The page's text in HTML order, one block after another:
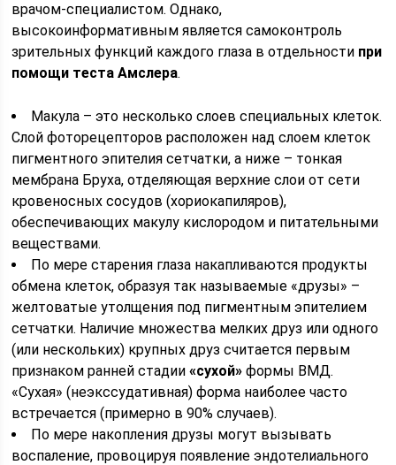
врачом-специалистом. Однако,
высокоинформативным является самоконтроль
зрительных функций каждого глаза в отдельности при
помощи теста Амслера.
Макула – это несколько слоев специальных клеток.
Слой фоторецепторов расположен над слоем клеток
пигментного эпителия сетчатки, а ниже – тонкая
мембрана Бруха, отделяющая верхние слои от сети
кровеносных сосудов (хориокапиляров),
обеспечивающих макулу кислородом и питательными
веществами.
По мере старения глаза накапливаются продукты
обмена клеток, образуя так называемые «друзы» –
желтоватые утолщения под пигментным эпителием
сетчатки. Наличие множества мелких друз или одного
(или нескольких) крупных друз считается первым
признаком ранней стадии«сухой» формы ВМД.
«Сухая» (неэкссудативная) форма наиболее часто
встречается (примерно в 90% случаев).
По мере накопления друзы могут вызывать
воспаление, провоцируя появление эндотелиального